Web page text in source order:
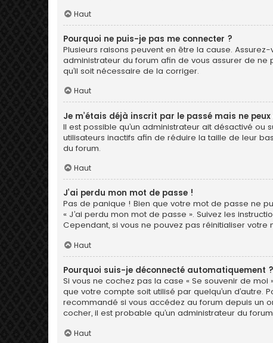
Haut
Pourquoi ne puis-je pas me connecter ?
Plusieurs raisons peuvent en être la cause.
administrateur du forum afin de vous assurer de
qu’il soit nécessaire de la corriger.
Haut
Je m’étais déjà inscrit par le passé mais ne
Il est possible qu’un administrateur ait désactivé
utilisateurs inactifs afin de réduire la taille de leur
du forum.
Haut
J’ai perdu mon mot de passe !
Pas de panique ! Bien que votre mot de passe ne
« J’ai perdu mon mot de passe ». Suivez les
Cependant, si vous ne pouvez pas réinitialiser
Haut
Pourquoi suis-je déconnecté automatiquement ?
Si vous ne cochez pas la case « Se souvenir de
que votre compte soit utilisé par quelqu’un d’autre.
recommandé si vous accédez au forum depuis un
cocher, il est probable qu’un administrateur du
Haut